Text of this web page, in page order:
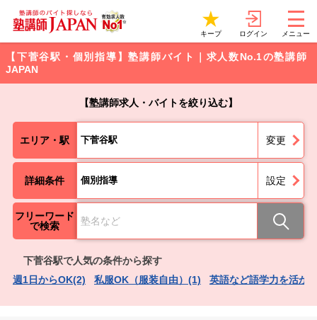
キープ ログイン メニュー
【下菅谷駅・個別指導】塾講師バイト｜求人数No.1の塾講師
JAPAN
【塾講師求人・バイトを絞り込む】
エリア・駅 下菅谷駅 変更
詳細条件 個別指導 設定
フリーワード
で検索
下菅谷駅で人気の条件から探す
週1日からOK(2)
私服OK（服装自由）(1) 英語など語学力を活か